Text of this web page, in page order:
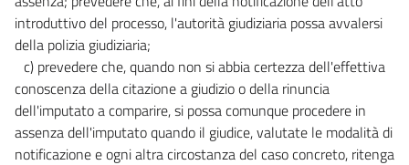
introduttivo del processo, l'autorità giudiziaria possa avvalersi
della polizia giudiziaria;
c) prevedere che, quando non si abbia certezza dell'effettiva
conoscenza della citazione a giudizio o della rinuncia
dell'imputato a comparire, si possa comunque procedere in
assenza dell'imputato quando il giudice, valutate le modalità di
notificazione e ogni altra circostanza del caso concreto, ritenga